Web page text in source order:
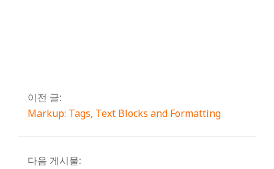
이전 글:
Markup: Tags, Text Blocks and Formatting
다음 게시물: